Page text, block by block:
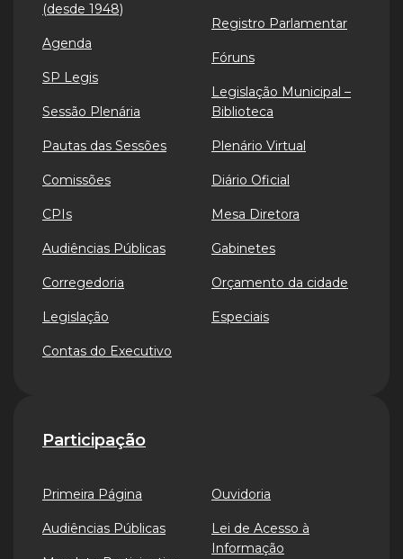
(desde 1948)
Agenda
SP Legis
Sessão Plenária
Pautas das Sessões
Comissões
CPIs
Audiências Públicas
Corregedoria
Legislação
Contas do Executivo
Registro Parlamentar
Fóruns
Legislação Municipal –
Biblioteca
Plenário Virtual
Diário Oficial
Mesa Diretora
Gabinetes
Orçamento da cidade
Especiais
Participação
Primeira Página
Audiências Públicas
Ouvidoria
Lei de Acesso à
Informação